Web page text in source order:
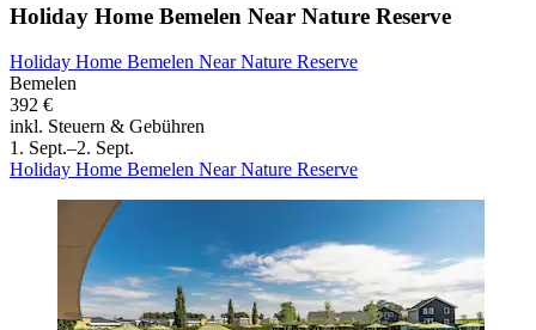
Holiday Home Bemelen Near Nature Reserve
Holiday Home Bemelen Near Nature Reserve
Bemelen
392 €
inkl. Steuern & Gebühren
1. Sept.–2. Sept.
Holiday Home Bemelen Near Nature Reserve